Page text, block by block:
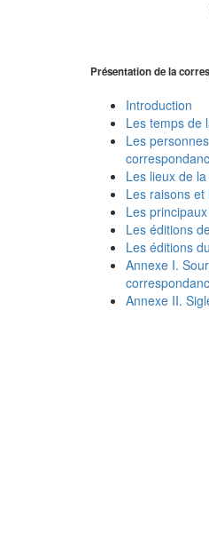
Présentation de la
Introduction
Les temps de
Les
Les lieux de
Les raisons et
Les
Les éditions
Les éditions
Annexe I.
Annexe II.